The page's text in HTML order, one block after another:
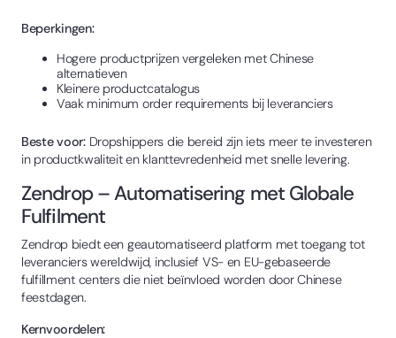
Beperkingen:
Hogere productprijzen vergeleken met Chinese
alternatieven
Kleinere productcatalogus
Vaak minimum order requirements bij leveranciers
Beste voor:Dropshippers die bereid zijn iets meer te investeren
in productkwaliteit en klanttevredenheid met snelle levering.
Zendrop – Automatisering met Globale
Fulfilment
Zendrop biedt een geautomatiseerd platform met toegang tot
leveranciers wereldwijd, inclusief VS- en EU-gebaseerde
fulfillment centers die niet beïnvloed worden door Chinese
feestdagen.
Kernvoordelen: